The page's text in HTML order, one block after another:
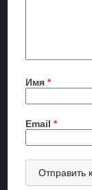
Имя*
Email*